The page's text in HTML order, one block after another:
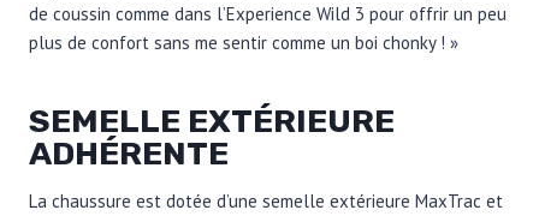
de coussin comme dans l’Experience Wild 3 pour offrir un peu
plus de confort sans me sentir comme un boi chonky ! »
SEMELLE EXTÉRIEURE
ADHÉRENTE
La chaussure est dotée d’une semelle extérieure MaxTrac et